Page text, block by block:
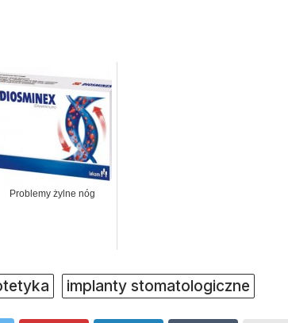
Problemy żylne nóg
implanty stomatologiczne